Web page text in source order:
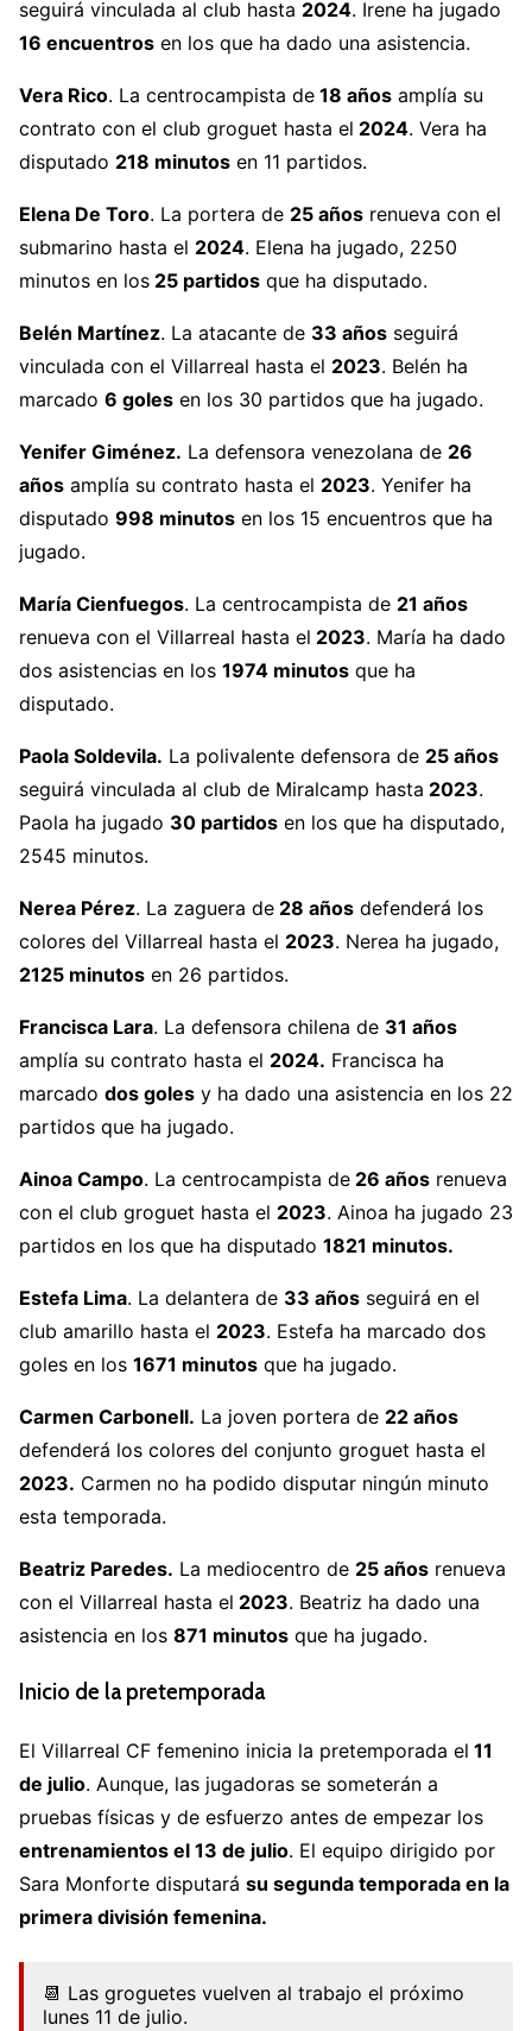
seguirá vinculada al club hasta 2024. Irene ha jugado
16 encuentros en los que ha dado una asistencia.
Vera Rico. La centrocampista de 18 años amplía su
contrato con el club groguet hasta el 2024. Vera ha
disputado 218 minutos en 11 partidos.
Elena De Toro. La portera de 25 años renueva con el
submarino hasta el 2024. Elena ha jugado, 2250
minutos en los 25 partidos que ha disputado.
Belén Martínez. La atacante de 33 años seguirá
vinculada con el Villarreal hasta el 2023. Belén ha
marcado 6 goles en los 30 partidos que ha jugado.
Yenifer Giménez. La defensora venezolana de 26
años amplía su contrato hasta el 2023. Yenifer ha
disputado 998 minutos en los 15 encuentros que ha
jugado.
María Cienfuegos. La centrocampista de 21 años
renueva con el Villarreal hasta el 2023. María ha dado
dos asistencias en los 1974 minutos que ha
disputado.
Paola Soldevila. La polivalente defensora de 25 años
seguirá vinculada al club de Miralcamp hasta 2023.
Paola ha jugado 30 partidos en los que ha disputado,
2545 minutos.
Nerea Pérez. La zaguera de 28 años defenderá los
colores del Villarreal hasta el 2023. Nerea ha jugado,
2125 minutos en 26 partidos.
Francisca Lara. La defensora chilena de 31 años
amplía su contrato hasta el 2024. Francisca ha
marcado dos goles y ha dado una asistencia en los 22
partidos que ha jugado.
Ainoa Campo. La centrocampista de 26 años renueva
con el club groguet hasta el 2023. Ainoa ha jugado 23
partidos en los que ha disputado 1821 minutos.
Estefa Lima. La delantera de 33 años seguirá en el
club amarillo hasta el 2023. Estefa ha marcado dos
goles en los 1671 minutos que ha jugado.
Carmen Carbonell. La joven portera de 22 años
defenderá los colores del conjunto groguet hasta el
2023. Carmen no ha podido disputar ningún minuto
esta temporada.
Beatriz Paredes. La mediocentro de 25 años renueva
con el Villarreal hasta el 2023. Beatriz ha dado una
asistencia en los 871 minutos que ha jugado.
Inicio de la pretemporada
El Villarreal CF femenino inicia la pretemporada el 11
de julio. Aunque, las jugadoras se someterán a
pruebas físicas y de esfuerzo antes de empezar los
entrenamientos el 13 de julio. El equipo dirigido por
Sara Monforte disputará su segunda temporada en la
primera división femenina.
📆 Las groguetes vuelven al trabajo el próximo
lunes 11 de julio.